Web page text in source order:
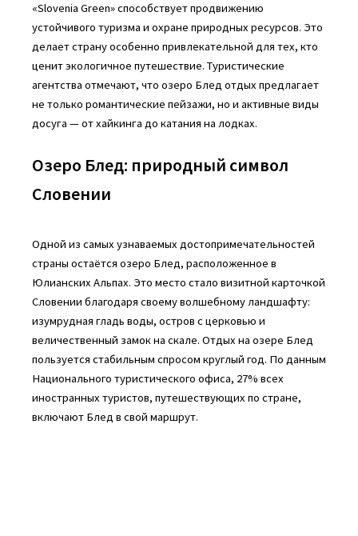
«Slovenia Green» способствует продвижению
устойчивого туризма и охране природных ресурсов. Это
делает страну особенно привлекательной для тех, кто
ценит экологичное путешествие. Туристические
агентства отмечают, что озеро Блед отдых предлагает
не только романтические пейзажи, но и активные виды
досуга — от хайкинга до катания на лодках.
Озеро Блед: природный символ
Словении
Одной из самых узнаваемых достопримечательностей
страны остаётся озеро Блед, расположенное в
Юлианских Альпах. Это место стало визитной карточкой
Словении благодаря своему волшебному ландшафту:
изумрудная гладь воды, остров с церковью и
величественный замок на скале. Отдых на озере Блед
пользуется стабильным спросом круглый год. По данным
Национального туристического офиса, 27% всех
иностранных туристов, путешествующих по стране,
включают Блед в свой маршрут.